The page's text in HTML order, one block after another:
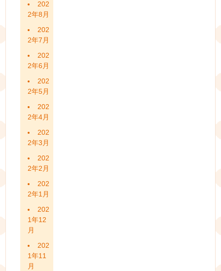
202
2年8月
202
2年7月
202
2年6月
202
2年5月
202
2年4月
202
2年3月
202
2年2月
202
2年1月
202
1年12
月
202
1年11
月